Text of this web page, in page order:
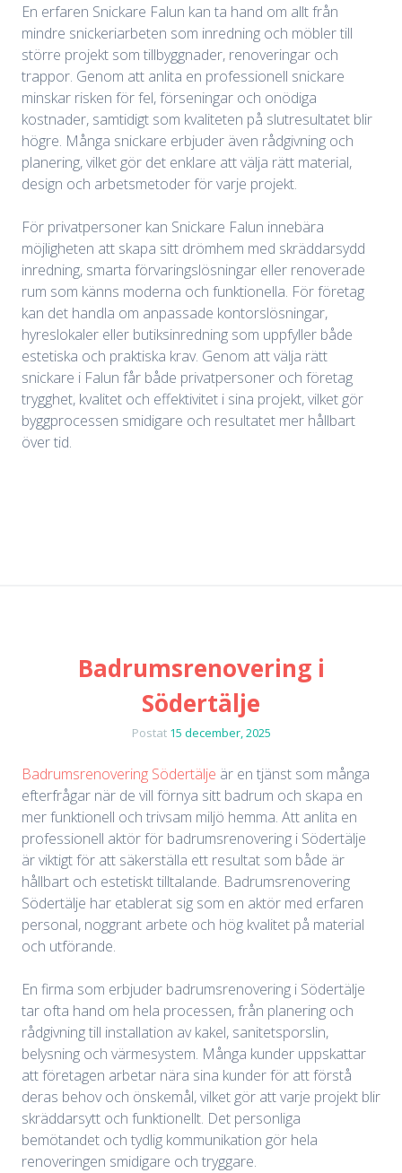
En erfaren Snickare Falun kan ta hand om allt från
mindre snickeriarbeten som inredning och möbler till
större projekt som tillbyggnader, renoveringar och
trappor. Genom att anlita en professionell snickare
minskar risken för fel, förseningar och onödiga
kostnader, samtidigt som kvaliteten på slutresultatet blir
högre. Många snickare erbjuder även rådgivning och
planering, vilket gör det enklare att välja rätt material,
design och arbetsmetoder för varje projekt.
För privatpersoner kan Snickare Falun innebära
möjligheten att skapa sitt drömhem med skräddarsydd
inredning, smarta förvaringslösningar eller renoverade
rum som känns moderna och funktionella. För företag
kan det handla om anpassade kontorslösningar,
hyreslokaler eller butiksinredning som uppfyller både
estetiska och praktiska krav. Genom att välja rätt
snickare i Falun får både privatpersoner och företag
trygghet, kvalitet och effektivitet i sina projekt, vilket gör
byggprocessen smidigare och resultatet mer hållbart
över tid.
Badrumsrenovering i
Södertälje
Postat 15 december, 2025
Badrumsrenovering Södertälje är en tjänst som många
efterfrågar när de vill förnya sitt badrum och skapa en
mer funktionell och trivsam miljö hemma. Att anlita en
professionell aktör för badrumsrenovering i Södertälje
är viktigt för att säkerställa ett resultat som både är
hållbart och estetiskt tilltalande. Badrumsrenovering
Södertälje har etablerat sig som en aktör med erfaren
personal, noggrant arbete och hög kvalitet på material
och utförande.
En firma som erbjuder badrumsrenovering i Södertälje
tar ofta hand om hela processen, från planering och
rådgivning till installation av kakel, sanitetsporslin,
belysning och värmesystem. Många kunder uppskattar
att företagen arbetar nära sina kunder för att förstå
deras behov och önskemål, vilket gör att varje projekt blir
skräddarsytt och funktionellt. Det personliga
bemötandet och tydlig kommunikation gör hela
renoveringen smidigare och tryggare.